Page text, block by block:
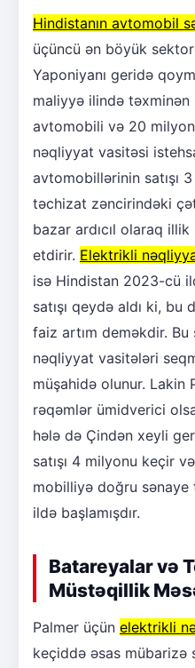
Hindistanın avtomobil
üçüncü ən böyük
Yaponiyanı geridə
maliyyə ilində
avtomobili və 20
nəqliyyat vasitəsi
avtomobillərinin satışı
təchizat zəncirindəki
bazar ardıcıl olaraq
etdirir. Elektrikli
isə Hindistan 2023-cü
satışı qeydə aldı ki,
faiz artım deməkdir.
nəqliyyat vasitələri
müşahidə olunur. Lakin
rəqəmlər ümidverici
hələ də Çindən xeyli
satışı 4 milyonu keçir
mobilliyə doğru sənaye
ildə başlamışdır.
Batareyalar və
Müstəqillik
Palmer üçün elektrikli
keçiddə əsas mübarizə